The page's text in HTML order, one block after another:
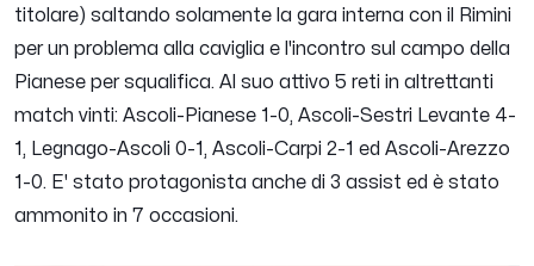
titolare) saltando solamente la gara interna con il Rimini
per un problema alla caviglia e l'incontro sul campo della
Pianese per squalifica. Al suo attivo 5 reti in altrettanti
match vinti: Ascoli-Pianese 1-0, Ascoli-Sestri Levante 4-
1, Legnago-Ascoli 0-1, Ascoli-Carpi 2-1 ed Ascoli-Arezzo
1-0. E' stato protagonista anche di 3 assist ed è stato
ammonito in 7 occasioni.